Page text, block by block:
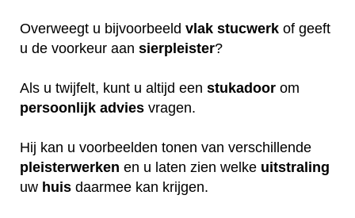
Overweegt u bijvoorbeeld vlak stucwerk of geeft
u de voorkeur aan sierpleister?
Als u twijfelt, kunt u altijd een stukadoor om
persoonlijk advies vragen.
Hij kan u voorbeelden tonen van verschillende
pleisterwerken en u laten zien welke uitstraling
uw huis daarmee kan krijgen.